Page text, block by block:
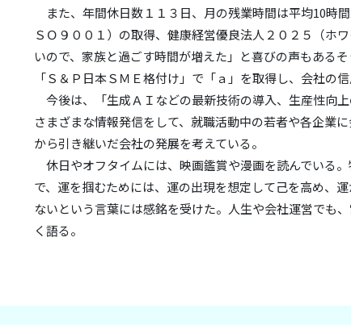
また、年間休日数１１３日、月の残業時間は平均10時
ＳＯ９００１）の取得、健康経営優良法人２０２５（ホ
いので、家族と過ごす時間が増えた」と喜びの声もある
「Ｓ＆Ｐ日本ＳＭＥ格付け」で「ａ」を取得し、会社の
今後は、「生成ＡＩなどの最新技術の導入、生産性向
さまざまな情報発信をして、就職活動中の若者や各企業
から引き継いだ会社の発展を考えている。
休日やオフタイムには、映画鑑賞や漫画を読んでいる
で、運を掴むためには、運の出現を想定して己を高め、
ないという言葉には感銘を受けた。人生や会社運営でも
く語る。